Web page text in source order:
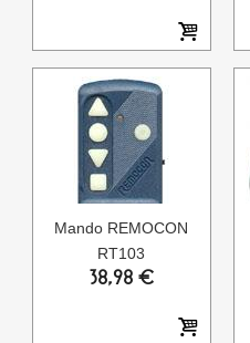
Mando REMOCON
RT103
38,98 €